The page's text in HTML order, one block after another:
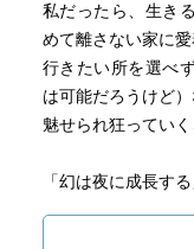
ところで正常に
った人はどういう
行方不明者扱い
たことにされてい
私だったら、生き
めて離さない家に愛
行きたい所を選べ
は可能だろうけど
魅せられ狂っていく
「幻は夜に成長
らおかしくなった